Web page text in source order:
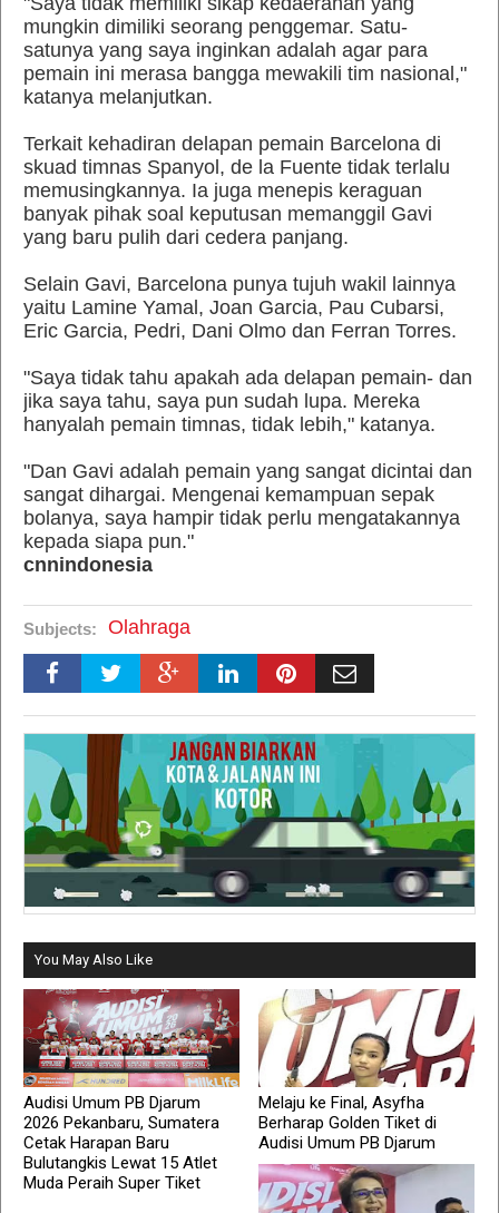
mungkin dimiliki seorang penggemar. Satu-
satunya yang saya inginkan adalah agar para
pemain ini merasa bangga mewakili tim nasional,"
katanya melanjutkan.
Terkait kehadiran delapan pemain Barcelona di
skuad timnas Spanyol, de la Fuente tidak terlalu
memusingkannya. Ia juga menepis keraguan
banyak pihak soal keputusan memanggil Gavi
yang baru pulih dari cedera panjang.
Selain Gavi, Barcelona punya tujuh wakil lainnya
yaitu Lamine Yamal, Joan Garcia, Pau Cubarsi,
Eric Garcia, Pedri, Dani Olmo dan Ferran Torres.
"Saya tidak tahu apakah ada delapan pemain- dan
jika saya tahu, saya pun sudah lupa. Mereka
hanyalah pemain timnas, tidak lebih," katanya.
"Dan Gavi adalah pemain yang sangat dicintai dan
sangat dihargai. Mengenai kemampuan sepak
bolanya, saya hampir tidak perlu mengatakannya
kepada siapa pun."
cnnindonesia
Subjects: Olahraga
You May Also Like
Audisi Umum PB Djarum
2026 Pekanbaru, Sumatera
Cetak Harapan Baru
Bulutangkis Lewat 15 Atlet
Muda Peraih Super Tiket
Melaju ke Final, Asyfha
Berharap Golden Tiket di
Audisi Umum PB Djarum